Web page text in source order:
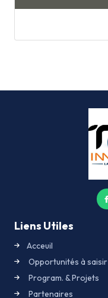
Liens Utiles
Acceuil
Opportunités à saisir
Program. & Projets
Partenaires